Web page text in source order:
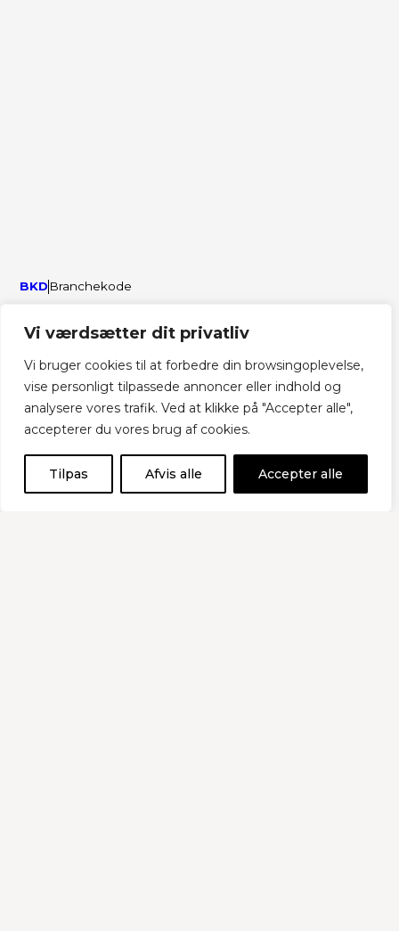
Vi værdsætter dit privatliv
Vi bruger cookies til at forbedre din browsingoplevelse,
vise personligt tilpassede annoncer eller indhold og
analysere vores trafik. Ved at klikke på "Accepter alle",
accepterer du vores brug af cookies.
Tilpas Afvis alle Accepter alle
BKD Branchekode
Fødevarestyrelsen
Find Smiley (Fødevarestyrelsen)
CVR – Det Centrale Virksomhedsregister